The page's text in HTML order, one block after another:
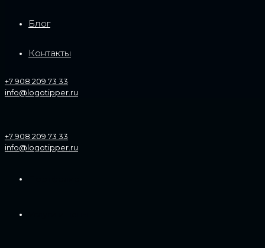
Блог
Контакты
+7 908 209 73 33
info@logotipper.ru
+7 908 209 73 33
info@logotipper.ru